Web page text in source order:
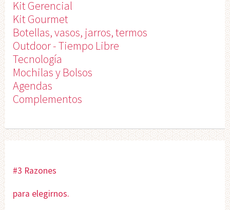
Kit Gerencial
Kit Gourmet
Botellas, vasos, jarros, termos
Outdoor - Tiempo Libre
Tecnología
Mochilas y Bolsos
Agendas
Complementos
#3 Razones
para elegirnos.